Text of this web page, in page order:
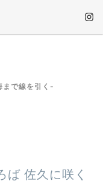
まで線を引く-
佐久に咲く